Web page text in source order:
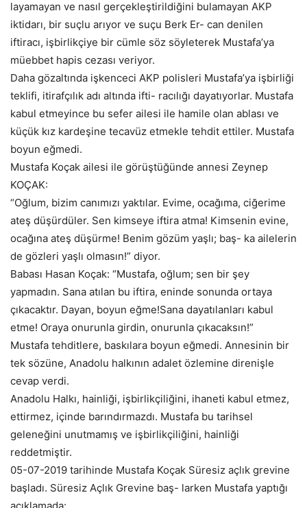
layamayan ve nasıl gerçekleştirildiğini bulamayan AKP
iktidarı, bir suçlu arıyor ve suçu Berk Er- can denilen
iftiracı, işbirlikçiye bir cümle söz söyleterek Mustafa’ya
müebbet hapis cezası veriyor.
Daha gözaltında işkenceci AKP polisleri Mustafa’ya işbirliği
teklifi, itirafçılık adı altında ifti- racılığı dayatıyorlar. Mustafa
kabul etmeyince bu sefer ailesi ile hamile olan ablası ve
küçük kız kardeşine tecavüz etmekle tehdit ettiler. Mustafa
boyun eğmedi.
Mustafa Koçak ailesi ile görüştüğünde annesi Zeynep
KOÇAK:
“Oğlum, bizim canımızı yaktılar. Evime, ocağıma, ciğerime
ateş düşürdüler. Sen kimseye iftira atma! Kimsenin evine,
ocağına ateş düşürme! Benim gözüm yaşlı; baş- ka ailelerin
de gözleri yaşlı olmasın!” diyor.
Babası Hasan Koçak: “Mustafa, oğlum; sen bir şey
yapmadın. Sana atılan bu iftira, eninde sonunda ortaya
çıkacaktır. Dayan, boyun eğme!Sana dayatılanları kabul
etme! Oraya onurunla girdin, onurunla çıkacaksın!”
Mustafa tehditlere, baskılara boyun eğmedi. Annesinin bir
tek sözüne, Anadolu halkının adalet özlemine direnişle
cevap verdi.
Anadolu Halkı, hainliği, işbirlikçiliğini, ihaneti kabul etmez,
ettirmez, içinde barındırmazdı. Mustafa bu tarihsel
geleneğini unutmamış ve işbirlikçiliğini, hainliği
reddetmiştir.
05-07-2019 tarihinde Mustafa Koçak Süresiz açlık grevine
başladı. Süresiz Açlık Grevine baş- larken Mustafa yaptığı